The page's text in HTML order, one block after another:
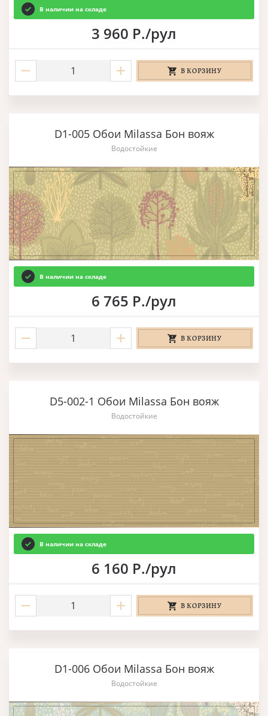
В наличии на складе
3 960 Р./рул
В КОРЗИНУ
D1-005 Обои Milassa Бон вояж
Водостойкие
В наличии на складе
6 765 Р./рул
В КОРЗИНУ
D5-002-1 Обои Milassa Бон вояж
Водостойкие
В наличии на складе
6 160 Р./рул
В КОРЗИНУ
D1-006 Обои Milassa Бон вояж
Водостойкие